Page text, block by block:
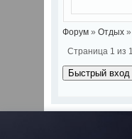
Форум » Отдых »
Страница 1 из 1